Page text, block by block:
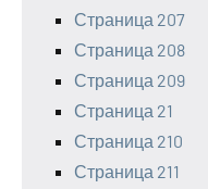
Страница 207
Страница 208
Страница 209
Страница 21
Страница 210
Страница 211